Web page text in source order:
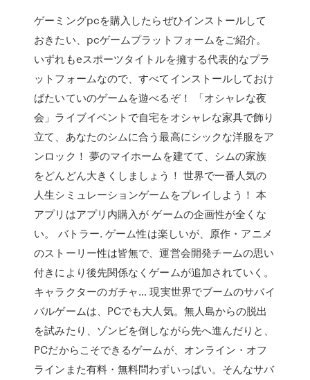
ゲーミングpcを購入したらぜひインストールして
おきたい、pcゲームプラットフォームをご紹介。
いずれもeスポーツタイトルを擁する代表的なプラ
ットフォームなので、すべてインストールしておけ
ばたいていのゲームを遊べるぞ！ 「オシャレな夜
会」ライブイベントで自宅をオシャレな家具で飾り
立て、あなたのシムに合う最高にシックな洋服をア
ンロック！ 夢のマイホームを建てて、シムの家族
をどんどん大きくしましょう！ 世界で一番人気の
人生シミュレーションゲームをプレイしよう！ 本
アプリはアプリ内購入が ゲームの企画性が全くな
い。 バトラー. ゲーム性は楽しいが、原作・アニメ
のストーリー性は皆無で、運営会開発チームの思い
付きにより後先関係なくゲームが追加されていく。
キャラクターのガチャ… 現実世界でブームのサバイ
バルゲームは、PCでも大人気。無人島からの脱出
を試みたり、ゾンビを倒しながら先へ進んだりと、
PCだからこそできるゲームが、オンライン・オフ
ラインまた有料・無料問わずいっぱい。そんなサバ